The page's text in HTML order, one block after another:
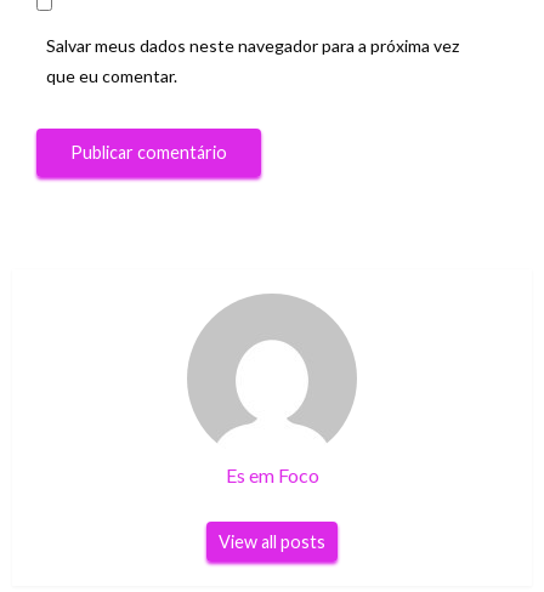
Salvar meus dados neste navegador para a próxima vez
que eu comentar.
Es em Foco
View all posts